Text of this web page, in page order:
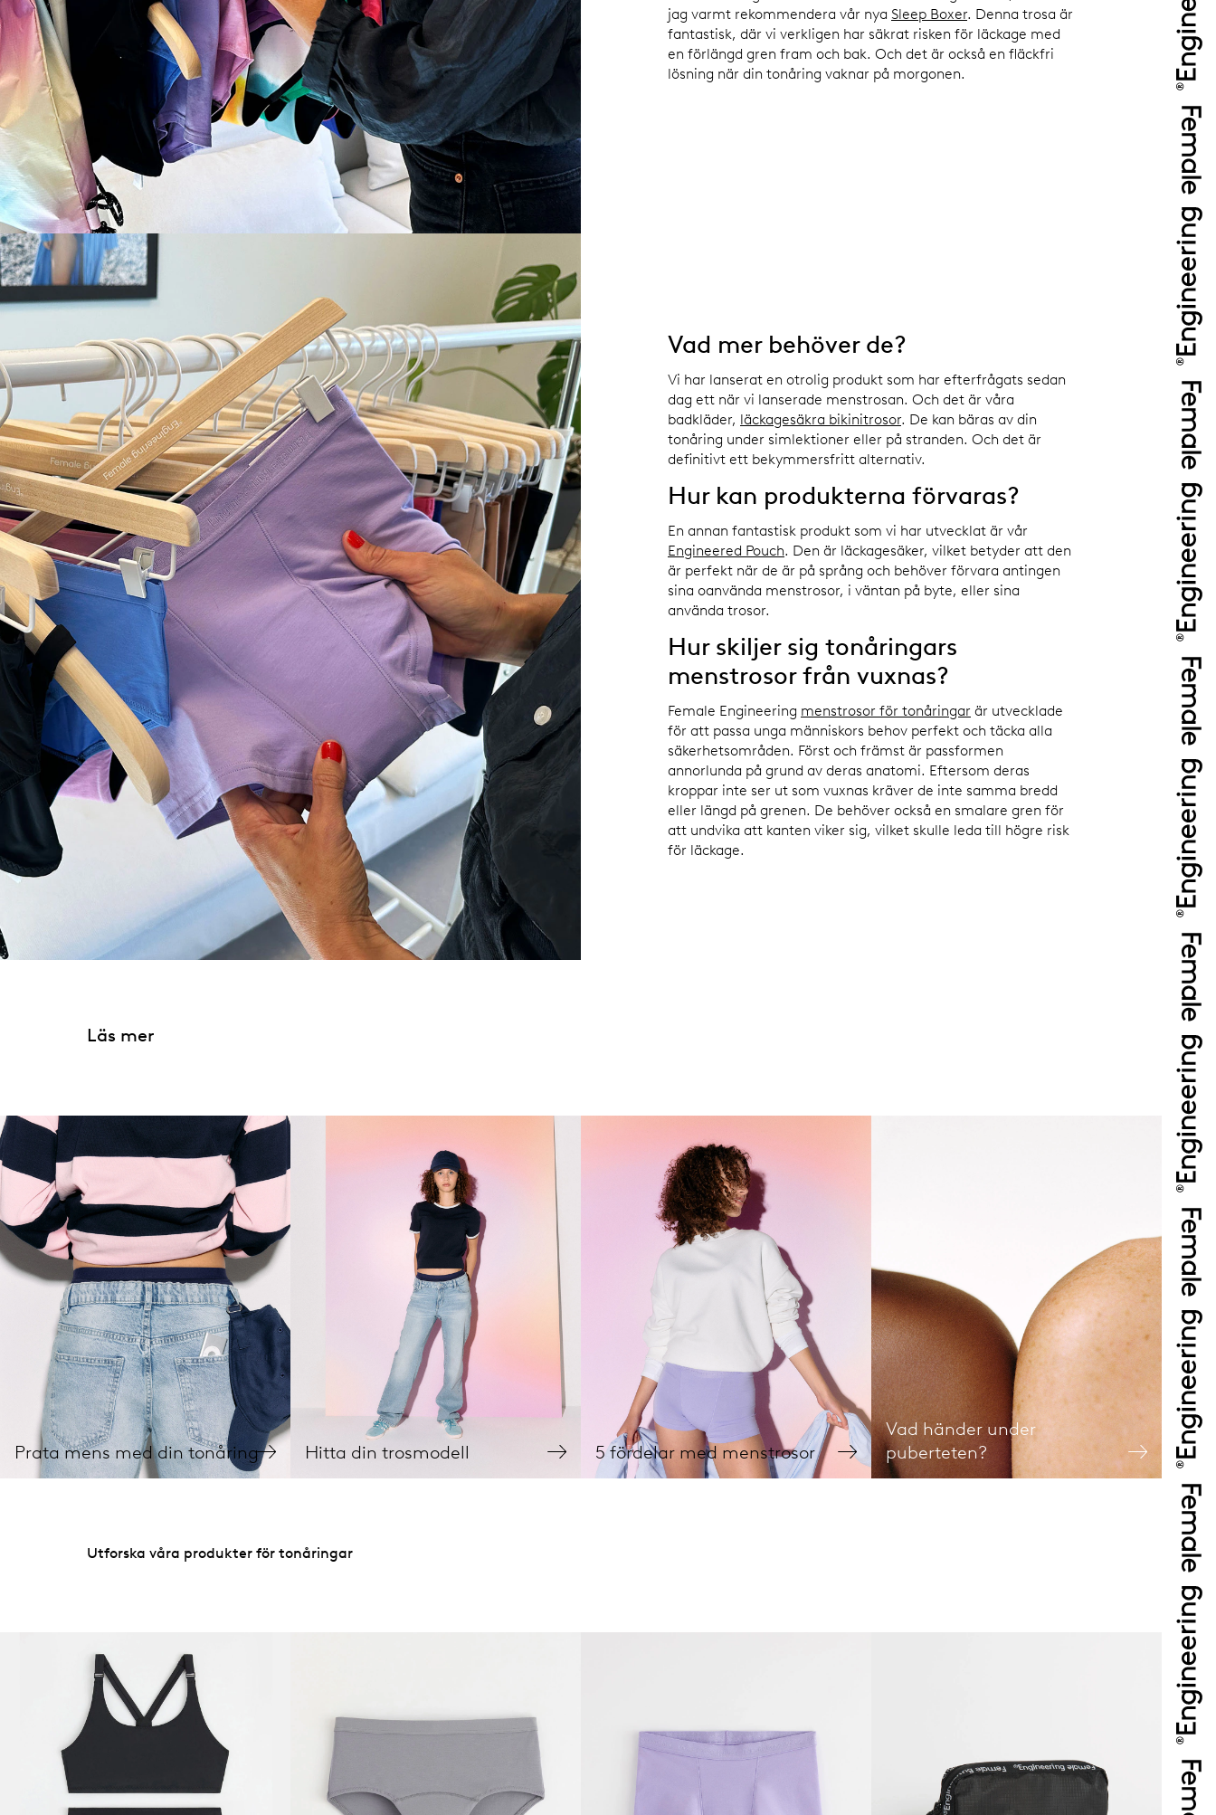
jag varmt rekommendera vår nya Sleep Boxer. Denna trosa är
fantastisk, där vi verkligen har säkrat risken för läckage med
en förlängd gren fram och bak. Och det är också en fläckfri
lösning när din tonåring vaknar på morgonen.
Vad mer behöver de?
Vi har lanserat en otrolig produkt som har efterfrågats sedan
dag ett när vi lanserade menstrosan. Och det är våra
badkläder, läckagesäkra bikinitrosor. De kan bäras av din
tonåring under simlektioner eller på stranden. Och det är
definitivt ett bekymmersfritt alternativ.
Hur kan produkterna förvaras?
En annan fantastisk produkt som vi har utvecklat är vår
Engineered Pouch. Den är läckagesäker, vilket betyder att den
är perfekt när de är på språng och behöver förvara antingen
sina oanvända menstrosor, i väntan på byte, eller sina
använda trosor.
Hur skiljer sig tonåringars
menstrosor från vuxnas?
Female Engineering menstrosor för tonåringar är utvecklade
för att passa unga människors behov perfekt och täcka alla
säkerhetsområden. Först och främst är passformen
annorlunda på grund av deras anatomi. Eftersom deras
kroppar inte ser ut som vuxnas kräver de inte samma bredd
eller längd på grenen. De behöver också en smalare gren för
att undvika att kanten viker sig, vilket skulle leda till högre risk
för läckage.
Läs mer
Prata mens med din tonåring Hitta din trosmodell 5 fördelar med menstrosor
Vad händer under
puberteten?
Utforska våra produkter för tonåringar